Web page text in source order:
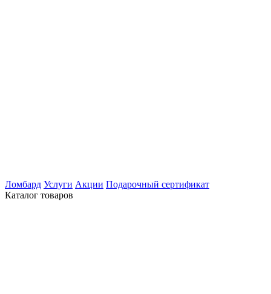
Ломбард Услуги Акции Подарочный сертификат
Каталог товаров